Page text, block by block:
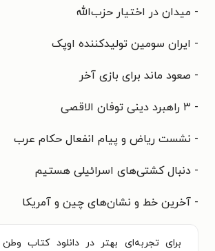
- میدان در اختیار حزب‌الله
- ایران سومین تولیدکننده اوپک
- صعود ماند برای بازی آخر
- ۳ راهبرد دینی توفان ‌الاقصی
- نشست ریاض و پیام انفعال حکام عرب
- دنبال کشتی‌های اسرائیلی هستیم
- آخرین خط و نشان‌های چین و آمریکا